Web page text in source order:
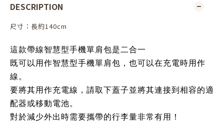
DESCRIPTION
尺寸：長約140cm
這款帶線智慧型手機單肩包是二合一
既可以用作智慧型手機單肩包，也可以在充電時用作
線。
要將其用作充電線，請取下蓋子並將其連接到相容的適
配器或移動電池。
對於減少外出時需要攜帶的行李量非常有用！